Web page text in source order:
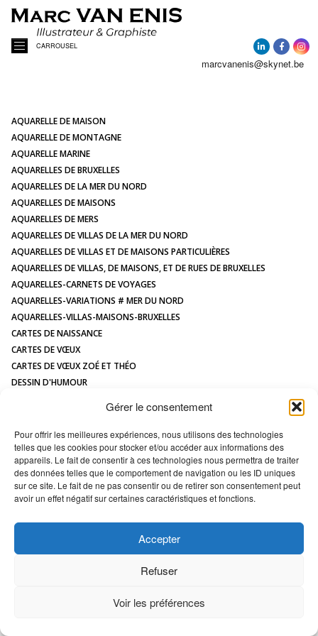
Gérer le consentement
Pour offrir les meilleures expériences, nous utilisons des technologies
telles que les cookies pour stocker et/ou accéder aux informations des
appareils. Le fait de consentir à ces technologies nous permettra de traiter
des données telles que le comportement de navigation ou les ID uniques
sur ce site. Le fait de ne pas consentir ou de retirer son consentement peut
avoir un effet négatif sur certaines caractéristiques et fonctions.
Accepter
Refuser
Voir les préférences
CARROUSEL
A PROPOS
ACTUALITÉ
AQUARELLES
ILLUSTRATIONS
CONTACT
marcvanenis@skynet.be
AQUARELLE DE MAISON
AQUARELLE DE MONTAGNE
AQUARELLE MARINE
AQUARELLES DE BRUXELLES
AQUARELLES DE LA MER DU NORD
AQUARELLES DE MAISONS
AQUARELLES DE MERS
AQUARELLES DE VILLAS DE LA MER DU NORD
AQUARELLES DE VILLAS ET DE MAISONS PARTICULIÈRES
AQUARELLES DE VILLAS, DE MAISONS, ET DE RUES DE BRUXELLES
AQUARELLES-CARNETS DE VOYAGES
AQUARELLES-VARIATIONS # MER DU NORD
AQUARELLES-VILLAS-MAISONS-BRUXELLES
CARTES DE NAISSANCE
CARTES DE VŒUX
CARTES DE VŒUX ZOÉ ET THÉO
DESSIN D'HUMOUR
ILLUSTRATIONS JEUNESSE
LOGOS
MAQUETTES / MODÈLES
PORTRAIT DE MAISON